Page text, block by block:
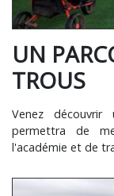
UN
TROUS
Venez
permettra de
l'académie et de